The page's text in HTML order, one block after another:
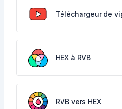
Téléchargeur de
HEX à RVB
RVB vers HEX